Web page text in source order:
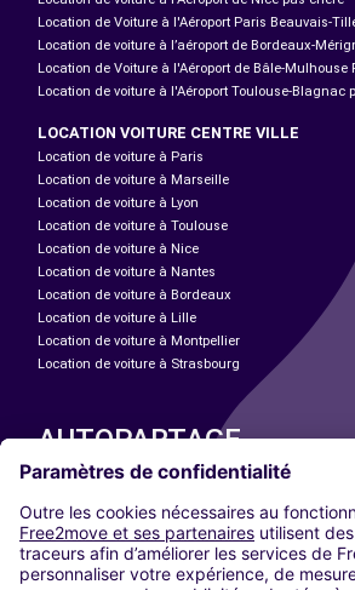
Location de Voiture à l'Aéroport Paris Beauvais-
Location de voiture à l’aéroport de Bordeaux-
Location de Voiture à l'Aéroport de Bâle-Mulhouse
Location de voiture à l'Aéroport Toulouse-Blagnac
LOCATION VOITURE CENTRE VILLE
Location de voiture à Paris
Location de voiture à Marseille
Location de voiture à Lyon
Location de voiture à Toulouse
Location de voiture à Nice
Location de voiture à Nantes
Location de voiture à Bordeaux
Location de voiture à Lille
Location de voiture à Montpellier
Location de voiture à Strasbourg
AUTOPARTAGE
Paris
Madrid
Washington DC
Milan